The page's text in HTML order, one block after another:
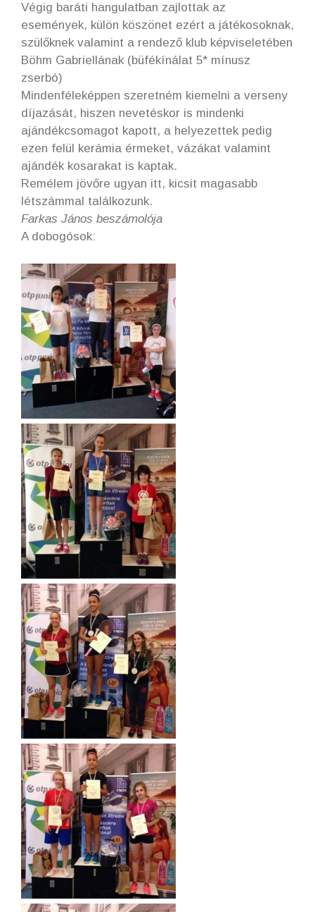
Végig baráti hangulatban zajlottak az
események, külön köszönet ezért a játékosoknak,
szülőknek valamint a rendező klub képviseletében
Böhm Gabriellának (büfékínálat 5* mínusz
zserbó)
Mindenféleképpen szeretném kiemelni a verseny
díjazását, hiszen nevetéskor is mindenki
ajándékcsomagot kapott, a helyezettek pedig
ezen felül kerámia érmeket, vázákat valamint
ajándék kosarakat is kaptak.
Remélem jövőre ugyan itt, kicsit magasabb
létszámmal találkozunk.
Farkas János beszámolója
A dobogósok: